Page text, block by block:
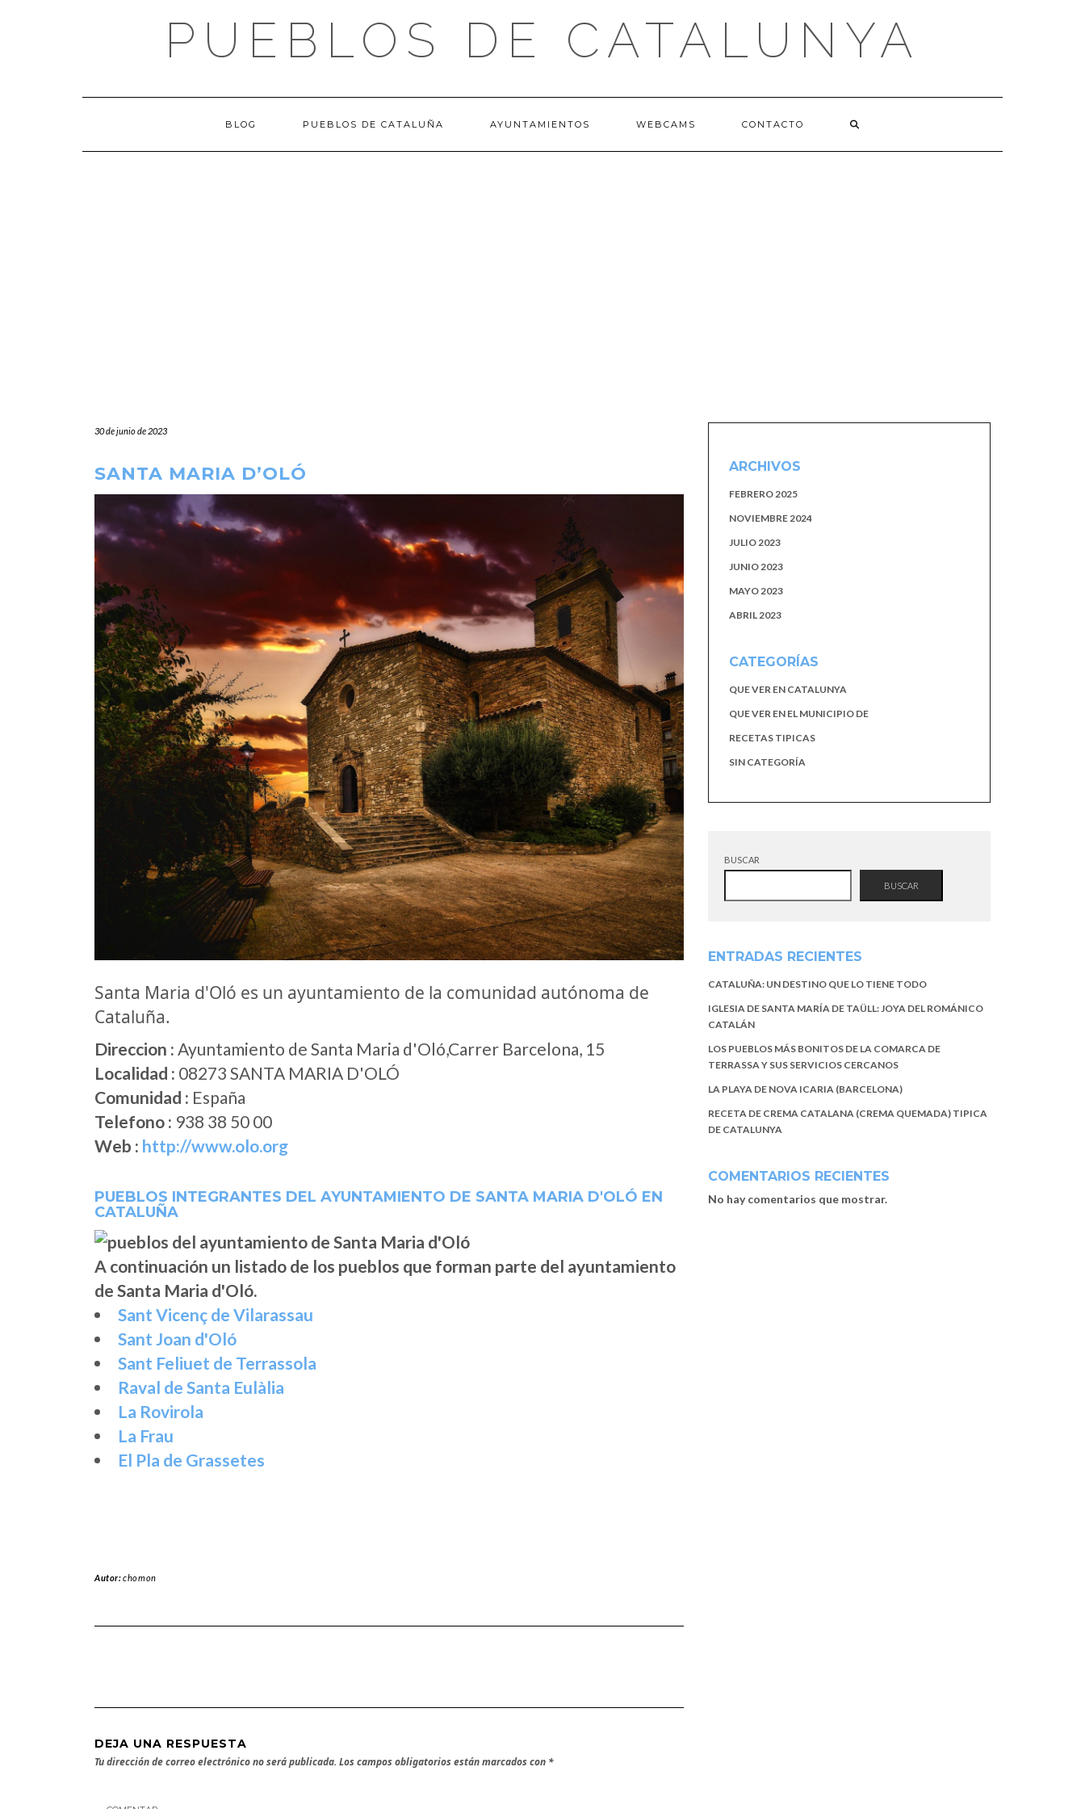
PUEBLOS DE CATALUNYA
BLOG PUEBLOS DE CATALUÑA AYUNTAMIENTOS WEBCAMS CONTACTO
30 de junio de 2023
SANTA MARIA D’OLÓ
Santa Maria d'Oló es un ayuntamiento de la comunidad autónoma de
Cataluña.
Direccion : Ayuntamiento de Santa Maria d'Oló,Carrer Barcelona, 15
Localidad : 08273 SANTA MARIA D'OLÓ
Comunidad : España
Telefono : 938 38 50 00
Web : http://www.olo.org
PUEBLOS INTEGRANTES DEL AYUNTAMIENTO DE SANTA MARIA D'OLÓ EN
CATALUÑA
A continuación un listado de los pueblos que forman parte del ayuntamiento
de Santa Maria d'Oló.
Sant Vicenç de Vilarassau
Sant Joan d'Oló
Sant Feliuet de Terrassola
Raval de Santa Eulàlia
La Rovirola
La Frau
El Pla de Grassetes
Autor:chomon
DEJA UNA RESPUESTA
Tu dirección de correo electrónico no será publicada. Los campos obligatorios están marcados con *
ARCHIVOS
FEBRERO 2025
NOVIEMBRE 2024
JULIO 2023
JUNIO 2023
MAYO 2023
ABRIL 2023
CATEGORÍAS
QUE VER EN CATALUNYA
QUE VER EN EL MUNICIPIO DE
RECETAS TIPICAS
SIN CATEGORÍA
BUSCAR
BUSCAR
ENTRADAS RECIENTES
CATALUÑA: UN DESTINO QUE LO TIENE TODO
IGLESIA DE SANTA MARÍA DE TAÜLL: JOYA DEL ROMÁNICO
CATALÁN
LOS PUEBLOS MÁS BONITOS DE LA COMARCA DE
TERRASSA Y SUS SERVICIOS CERCANOS
LA PLAYA DE NOVA ICARIA (BARCELONA)
RECETA DE CREMA CATALANA (CREMA QUEMADA) TIPICA
DE CATALUNYA
COMENTARIOS RECIENTES
No hay comentarios que mostrar.